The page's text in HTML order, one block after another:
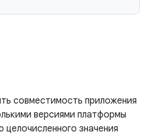
совместимость приложения
версиями платформы
значения